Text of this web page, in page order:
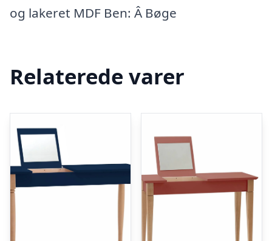
og lakeret MDF Ben: Â Bøge
Relaterede varer